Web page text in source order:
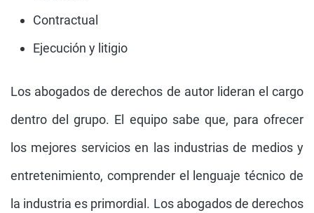
Contractual
Ejecución y litigio
Los abogados de derechos de autor lideran el cargo
dentro del grupo. El equipo sabe que, para ofrecer
los mejores servicios en las industrias de medios y
entretenimiento, comprender el lenguaje técnico de
la industria es primordial. Los abogados de derechos